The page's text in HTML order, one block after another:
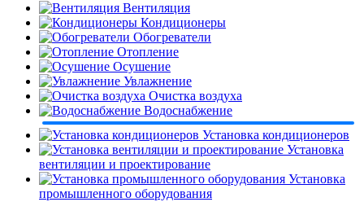
Вентиляция
Кондиционеры
Обогреватели
Отопление
Осушение
Увлажнение
Очистка воздуха
Водоснабжение
Установка кондиционеров
Установка
вентиляции и проектирование
Установка
промышленного оборудования